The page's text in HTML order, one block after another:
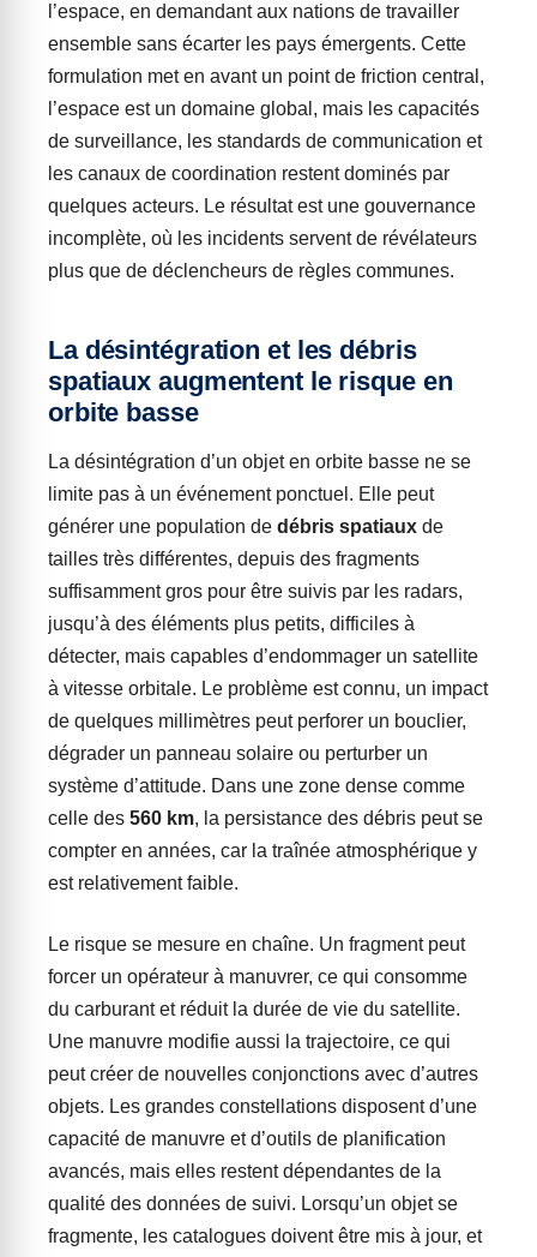
l’espace, en demandant aux nations de travailler
ensemble sans écarter les pays émergents. Cette
formulation met en avant un point de friction central,
l’espace est un domaine global, mais les capacités
de surveillance, les standards de communication et
les canaux de coordination restent dominés par
quelques acteurs. Le résultat est une gouvernance
incomplète, où les incidents servent de révélateurs
plus que de déclencheurs de règles communes.
La désintégration et les débris
spatiaux augmentent le risque en
orbite basse
La désintégration d’un objet en orbite basse ne se
limite pas à un événement ponctuel. Elle peut
générer une population de débris spatiaux de
tailles très différentes, depuis des fragments
suffisamment gros pour être suivis par les radars,
jusqu’à des éléments plus petits, difficiles à
détecter, mais capables d’endommager un satellite
à vitesse orbitale. Le problème est connu, un impact
de quelques millimètres peut perforer un bouclier,
dégrader un panneau solaire ou perturber un
système d’attitude. Dans une zone dense comme
celle des 560 km, la persistance des débris peut se
compter en années, car la traînée atmosphérique y
est relativement faible.
Le risque se mesure en chaîne. Un fragment peut
forcer un opérateur à manuvrer, ce qui consomme
du carburant et réduit la durée de vie du satellite.
Une manuvre modifie aussi la trajectoire, ce qui
peut créer de nouvelles conjonctions avec d’autres
objets. Les grandes constellations disposent d’une
capacité de manuvre et d’outils de planification
avancés, mais elles restent dépendantes de la
qualité des données de suivi. Lorsqu’un objet se
fragmente, les catalogues doivent être mis à jour, et